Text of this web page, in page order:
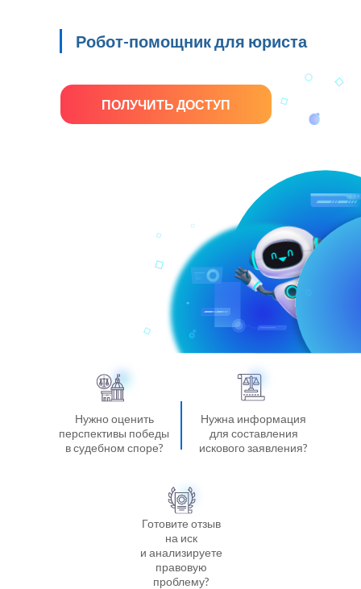
Робот-помощник для юриста
Нужно оценить
перспективы победы
в судебном споре?
Нужна информация
для составления
искового заявления?
Готовите отзыв
на иск
и анализируете
правовую
проблему?
ПОЛУЧИТЬ ДОСТУП